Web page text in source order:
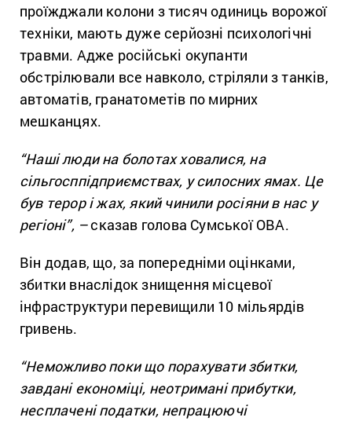
проїжджали колони з тисяч одиниць ворожої
техніки, мають дуже серйозні психологічні
травми. Адже російські окупанти
обстрілювали все навколо, стріляли з танків,
автоматів, гранатометів по мирних
мешканцях.
“Наші люди на болотах ховалися, на
сільгосппідприємствах, у силосних ямах. Це
був терор і жах, який чинили росіяни в нас у
регіоні”, –сказав голова Сумської ОВА.
Він додав, що, за попередніми оцінками,
збитки внаслідок знищення місцевої
інфраструктури перевищили 10 мільярдів
гривень.
“Неможливо поки що порахувати збитки,
завдані економіці, неотримані прибутки,
несплачені податки, непрацюючі